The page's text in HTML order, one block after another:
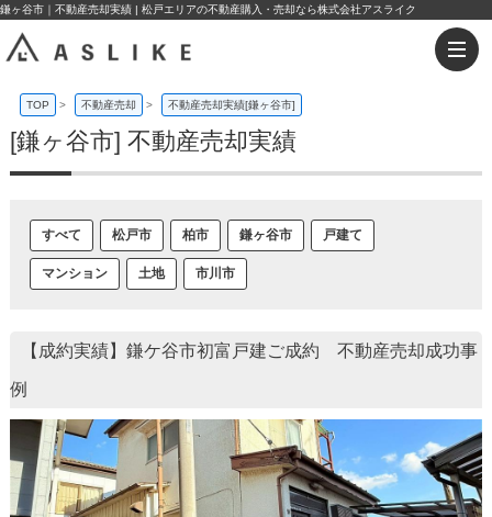
鎌ヶ谷市｜不動産売却実績 | 松戸エリアの不動産購入・売却なら株式会社アスライク
TOP > 不動産売却 > 不動産売却実績[鎌ヶ谷市]
[鎌ヶ谷市] 不動産売却実績
すべて 松戸市 柏市 鎌ヶ谷市 戸建て
マンション 土地 市川市
【成約実績】鎌ケ谷市初富戸建ご成約 不動産売却成功事
例